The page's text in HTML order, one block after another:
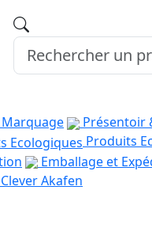
Présentoir
Produits
Emballage et
Akafen